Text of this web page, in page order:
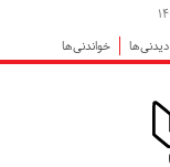
دیدنی‌ها خواندنی‌ها